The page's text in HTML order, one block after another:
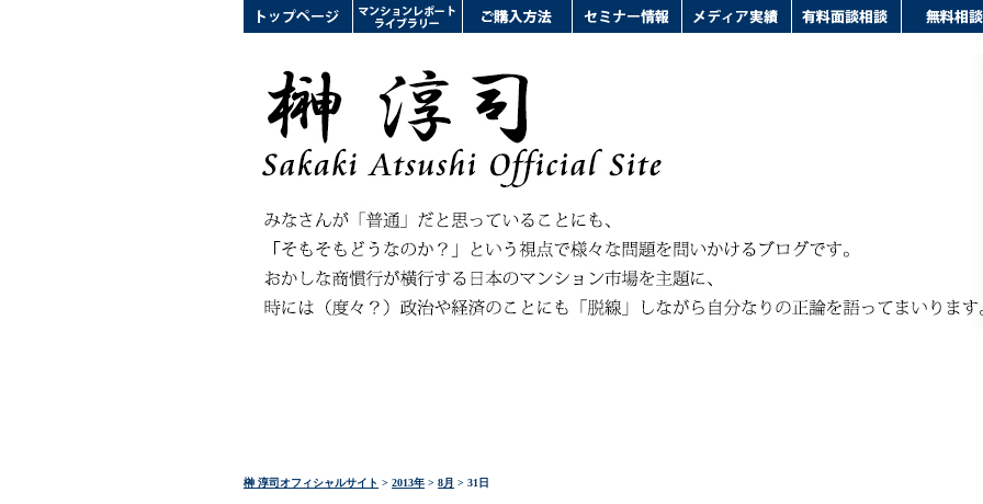
榊 淳司オフィシャルサイト > 2013年 > 8月 > 31日